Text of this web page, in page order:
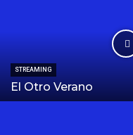
STREAMING
El Otro Verano